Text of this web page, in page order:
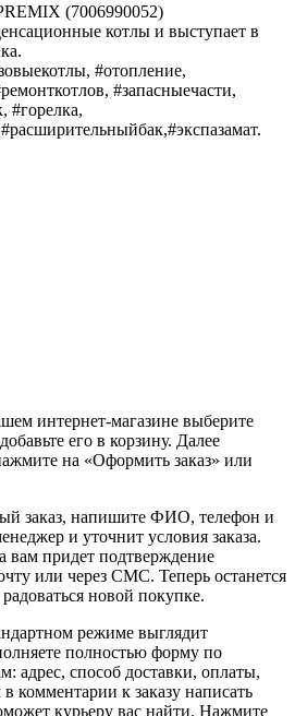
(7006990052)
котлы и выступает в
#отопление,
#запасныечасти,
#горелка,
интернет-магазине выберите
его в корзину. Далее
на «Оформить заказ» или
заказ, напишите ФИО, телефон и
и уточнит условия заказа.
вам придет подтверждение
или через СМС. Теперь останется
новой покупке.
режиме выглядит
полностью форму по
адрес, способ доставки, оплаты,
комментарии к заказу написать
курьеру вас найти. Нажмите